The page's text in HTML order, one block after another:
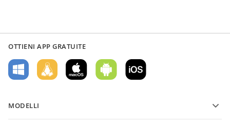
OTTIENI APP GRATUITE
MODELLI